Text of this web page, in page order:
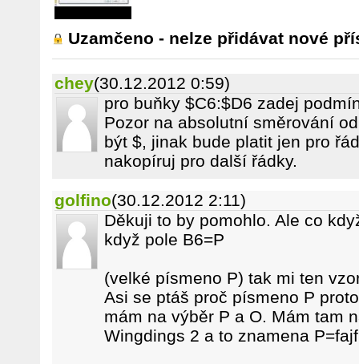
Uzamčeno - nelze přidávat nové
chey(30.12.2012 0:59)
pro buňky $C6:$D6 zadej
Pozor na absolutní směrování
být $, jinak bude platit jen pro
nakopíruj pro další řádky.
golfino(30.12.2012 2:11)
Děkuji to by pomohlo. Ale co
když pole B6=P
(velké písmeno P) tak mi ten
Asi se ptáš proč písmeno P
mám na výběr P a O. Mám tam
Wingdings 2 a to znamena